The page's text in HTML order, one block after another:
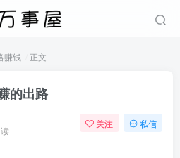
赚钱 正文
的出路
关注 私信